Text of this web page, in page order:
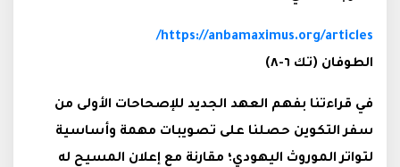
https://anbamaximus.org/articles/
الطوفان (تك ٦-٨)
في قراءتنا بفهم العهد الجديد للإصحاحات الأولى من
سفر التكوين حصلنا على تصويبات مهمة وأساسية
لتواتر الموروث اليهودي؛ مقارنة مع إعلان المسيح له